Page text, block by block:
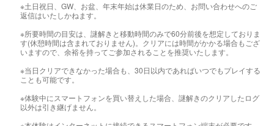
※土日祝日、GW、お盆、年末年始は休業日のため、お問い合わせへのご
返信はいたしかねます。
※所要時間の目安は、謎解きと移動時間のみで60分前後を想定しておりま
す(休憩時間は含まれておりません)。クリアには時間がかかる場合もござ
いますので、余裕を持ってご参加されることを推奨いたします。
※当日クリアできなかった場合も、30日以内であればいつでもプレイする
ことも可能です。
※体験中にスマートフォンを買い替えした場合、謎解きのクリアしたログ
以外は引き継げません。